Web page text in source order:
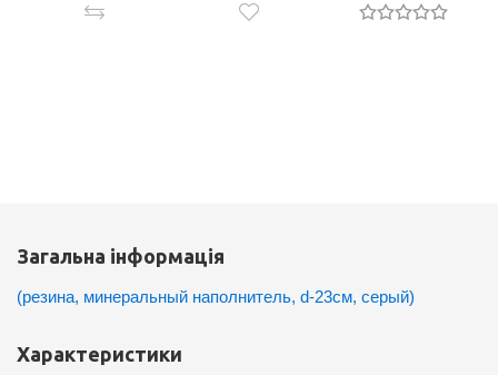
Загальна інформація
(резина, минеральный наполнитель, d-23см, серый)
Характеристики